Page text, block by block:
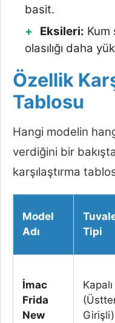
basit.
Eksileri: Kum
olasılığı daha
Özellik
Tablosu
Hangi modelin
verdiğini bir
karşılaştırma
Model
Adı
Tipi
İmac
Frida
New
Kapalı
Girişli)